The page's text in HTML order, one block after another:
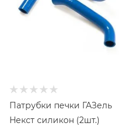
Патрубки печки ГАЗель
Некст силикон (2шт.)